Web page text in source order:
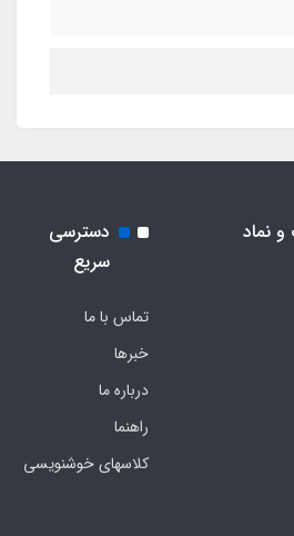
و نماد
دسترسی
سریع
تماس با ما
خبرها
درباره ما
راهنما
کلاسهای خوشنویسی